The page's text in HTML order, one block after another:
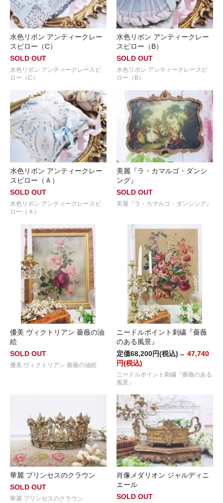
水色リボン アンティークレー
スピロー（C）
SOLD OUT
水色リボン アンティークレースピ
ロー（C）
水色リボン アンティークレー
スピロー（B）
SOLD OUT
水色リボン アンティークレースピ
ロー（B）
水色リボン アンティークレー
スピロー（Ａ）
SOLD OUT
水色リボン アンティークレースピ
ロー（Ａ）
美麗『ラ・カマルゴ・ダンシ
ング』
SOLD OUT
美麗『ラ・カマルゴ・ダンシング』
優美 ヴィクトリアン 薔薇の油
絵
SOLD OUT
優美 ヴィクトリアン 薔薇の油絵
ニードルポイント刺繍『薔薇
のある風景』
定価68,200円(税込)→ 47,740
円(税込)
ニードルポイント刺繍『薔薇のある
風景』
華麗 プリンセスのクラウン
SOLD OUT
華麗 プリンセスのクラウン
肖像メダリオン ジャルディニ
エール
SOLD OUT